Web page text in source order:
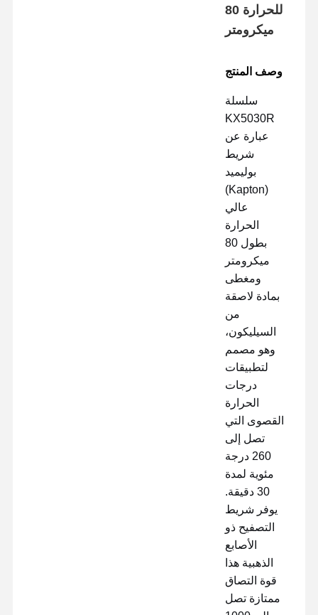
للحرارة 80
ميكرومتر
وصف المنتج
سلسلة
KX5030R
عبارة عن
شريط
بوليميد
(Kapton)
عالي
الحرارة
بطول 80
ميكرومتر
ومغطى
بمادة لاصقة
من
السيليكون،
وهو مصمم
لتطبيقات
درجات
الحرارة
القصوى التي
تصل إلى
260 درجة
مئوية لمدة
30 دقيقة.
يوفر شريط
التصفيح ذو
الأصابع
الذهبية هذا
قوة التصاق
ممتازة تصل